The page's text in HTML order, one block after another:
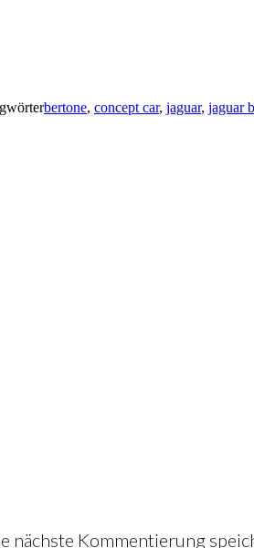
bertone, concept car, jaguar, jaguar
nächste Kommentierung